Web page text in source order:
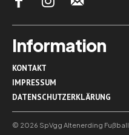
Information
KONTAKT
IMPRESSUM
DATENSCHUTZERKLÄRUNG
© 2026 SpVgg Altenerding Fußball